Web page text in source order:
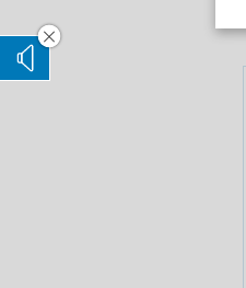
Vorleseoption
Vorlesen